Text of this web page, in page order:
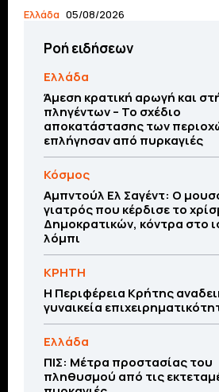
Ελλάδα 05/08/2026
Ροή ειδήσεων
Ελλάδα
Άμεση κρατική αρωγή και
πληγέντων – Το σχέδιο
αποκατάστασης των
επλήγησαν από πυρκαγιές
Κόσμος
Αμπντούλ Ελ Σαγέντ: Ο
γιατρός που κέρδισε το
Δημοκρατικών, κόντρα στο
λόμπι
ΚΡΗΤΗ
Η Περιφέρεια Κρήτης
γυναικεία
Ελλάδα
ΠΙΣ: Μέτρα προστασίας του
πληθυσμού από τις